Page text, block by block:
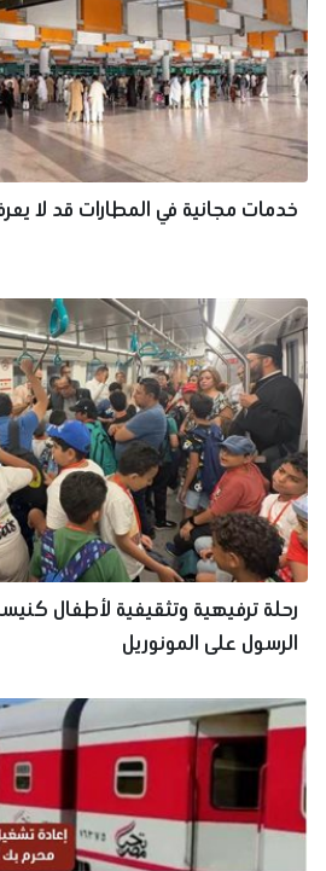
خدمات مجانية في المطارات قد لا
رحلة ترفيهية وتثقيفية لأطفال
الرسول على المونوريل